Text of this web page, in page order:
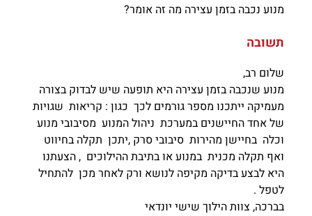
מנוע נכבה בזמן עצירה מה זה אומר?
תשובה
שלום רב,
מנוע שנכבה בזמן עצירה היא תופעה שיש לבדוק בצורה
מעמיקה ייתכנו מספר גורמים לכך כגון : קריאות שגויות
של אחד החיישנים במערכת ניהול המנוע מסיבובי מנוע
וכלה בחיישן מהירות סיבובי סרק ,יתכן תקלה בחיווט
ואף תקלה מכנית במנוע או בתיבת ההילוכים , הצעתנו
היא לבצע בדיקה מקיפה לנושא ורק לאחר מכן להתחיל
לטפל .
בברכה, צוות הילוך שישי יונדאי